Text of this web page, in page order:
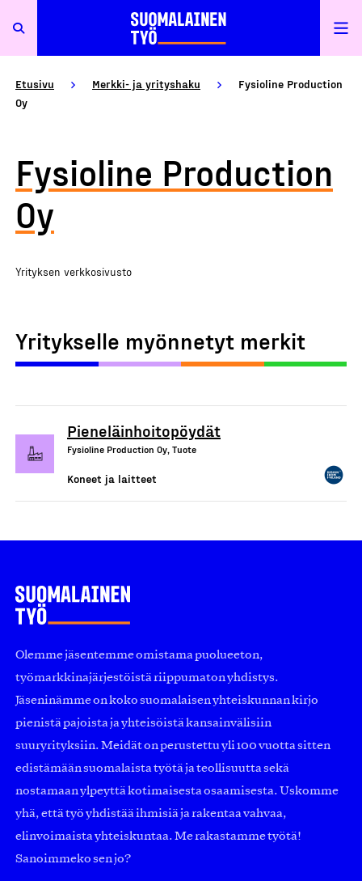
Etusivu Merkki- ja yrityshaku
Fysioline Production
Oy
Fysioline Production
Oy
Yrityksen verkkosivusto
Yritykselle myönnetyt merkit
Pieneläinhoitopöydät
Fysioline Production Oy, Tuote
Koneet ja laitteet
Olemme jäsentemme omistama puolueeton,
työmarkkinajärjestöistä riippumaton yhdistys.
Jäseninämme on koko suomalaisen yhteiskunnan kirjo
pienistä pajoista ja yhteisöistä kansainvälisiin
suuryrityksiin. Meidät on perustettu yli 100 vuotta sitten
edistämään suomalaista työtä ja teollisuutta sekä
nostamaan ylpeyttä kotimaisesta osaamisesta. Uskomme
yhä, että työ yhdistää ihmisiä ja rakentaa vahvaa,
elinvoimaista yhteiskuntaa. Me rakastamme työtä!
Sanoimmeko sen jo?